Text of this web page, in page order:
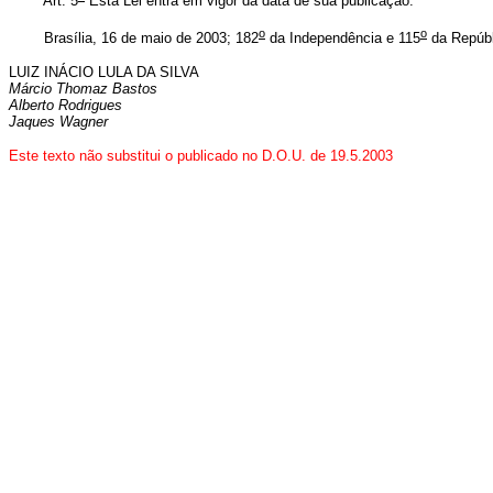
Brasília, 16 de maio de 2003; 182o da Independência e 115o da
LUIZ INÁCIO LULA DA SILVA
Márcio Thomaz Bastos
Alberto Rodrigues
Jaques Wagner
Este texto não substitui o publicado no D.O.U. de 19.5.2003